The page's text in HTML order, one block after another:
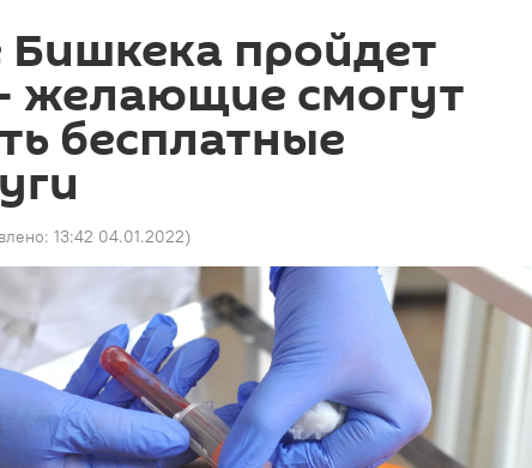
Бишкека пройдет
желающие смогут
бесплатные
13:42 04.01.2022)